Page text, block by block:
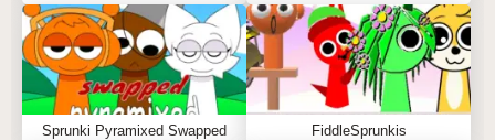
Sprunki Pyramixed Swapped FiddleSprunkis